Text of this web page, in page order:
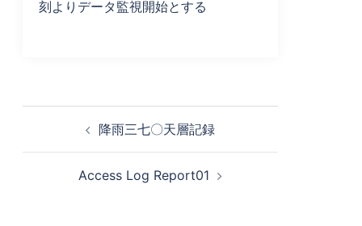
刻よりデータ監視開始とする
降雨三七〇天層記録
Access Log Report01